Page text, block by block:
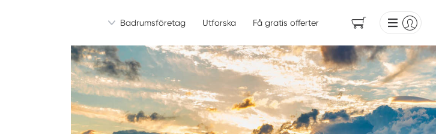
Badrumsföretag Utforska Få gratis offerter